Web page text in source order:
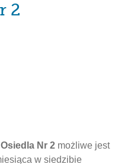
2
Nr 2 możliwe jest
w siedzibie